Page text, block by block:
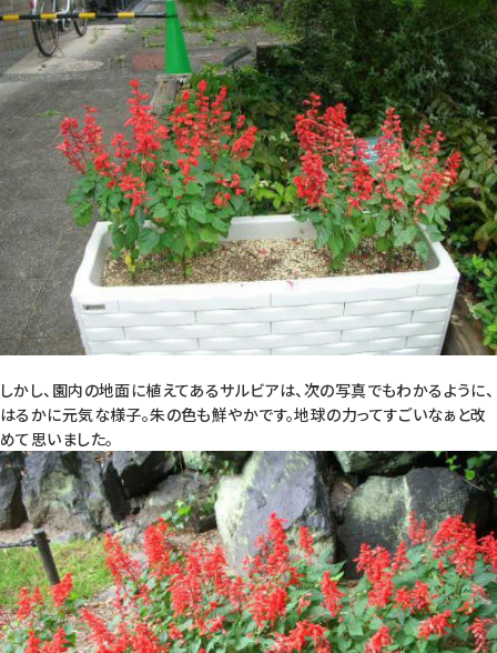
しかし、園内の地面に植えてあるサルビアは、次の写真でもわかるように、
はるかに元気な様子。朱の色も鮮やかです。地球の力ってすごいなぁと改
めて思いました。